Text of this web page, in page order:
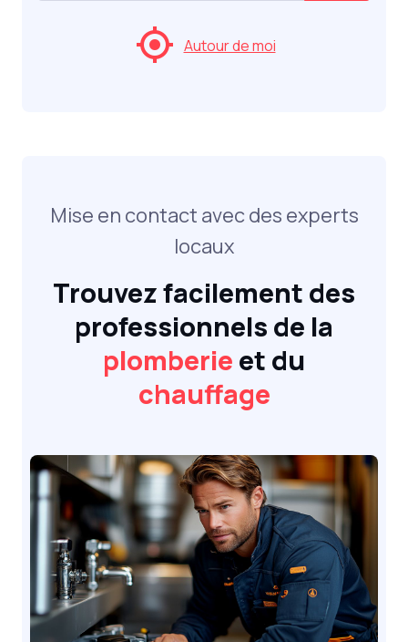
Autour de moi
Mise en contact avec des experts
locaux
Trouvez facilement des
professionnels de la
plomberie et du
chauffage